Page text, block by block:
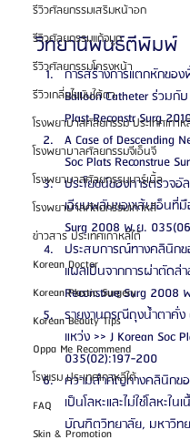
รีวิวศัลยกรรมเสริมหน้าอก
รีวิวศัลยกรรมแก้จมูก
รีวิวศัลยกรรมโครงหน้า
รีวิวเกลี่ยไขมันใต้ตา
โรงพยาบาลศัลยกรรม ประเทศเกาห
โรงพยาบาลศัลยกรรมจีเอ็นจี
โรงพยาบาลศัลยกรรมมาร์เบิ้ล
โรงพยาบาลศัลยกรรมเกาหลี
ข่าวสาร ประเทศเกาหลีใต้
Korean Doctor
Korean Plastic Surgery
Korean Beauty Tips
Oppa Me Recommend
โรงแรม ประเทศเกาหลีใต้
FAQ
Skin & Promotion
วิทยานิพนธ์ตีพิมพ์
การสร้างการแตกหักของ
Balloon Catheter ร่วมกั
Plast Reconstr Surg
A Case of Descending
Soc Plats Reconstrue
ประโยชน์ของการตรวจอั
เฉียบพลันของเส้นเอ็นที่มื
Surg 2008 พ.ย.
ประสบการณ์ทางคลินิก
แผลเป็นจากการผ่าตัดล่า
Reconstrue Surg
รายงานกรณีถุงน้ำตาคั่
แหว่ง >> J Korean Soc
035(02):197-200
ความสำคัญทางคลินิกข
เป็นโลหะและไม่ใช่โลหะ
บัณฑิตวิทยาลัย, มหาวิทย